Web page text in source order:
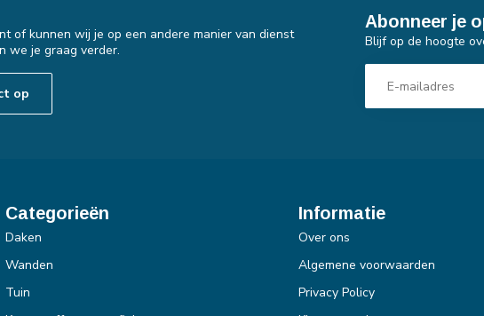
of kunnen wij je op een andere manier van dienst
we je graag verder.
op
Abonneer je
Blijf op de hoogte
Categorieën
Daken
Wanden
Tuin
Informatie
Over ons
Algemene voorwaarden
Privacy Policy